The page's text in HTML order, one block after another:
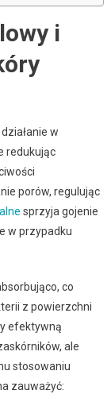
i
w
redukując
porów, regulując
sprzyja gojenie
w przypadku
co
z powierzchni
efektywną
ale
stosowaniu
zauważyć: